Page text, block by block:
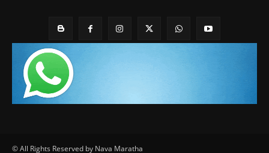
© All Rights Reserved by Nava Maratha